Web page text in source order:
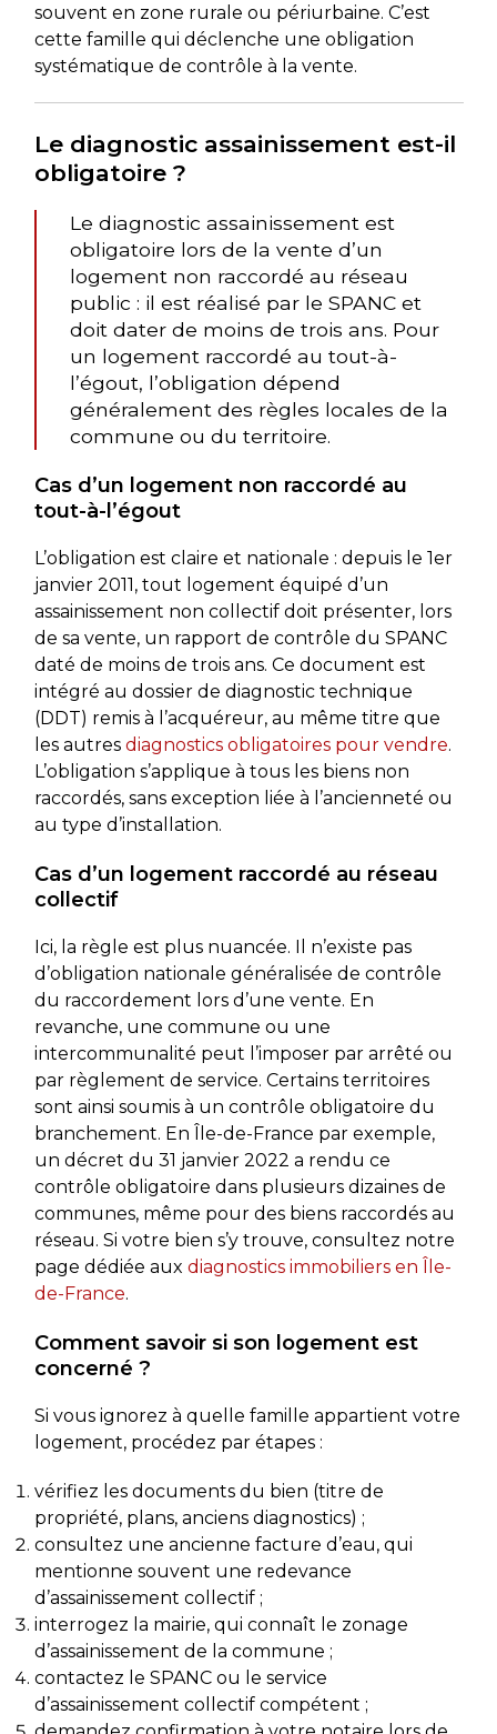
souvent en zone rurale ou périurbaine. C’est
cette famille qui déclenche une obligation
systématique de contrôle à la vente.
Le diagnostic assainissement est-il
obligatoire ?
Le diagnostic assainissement est
obligatoire lors de la vente d’un
logement non raccordé au réseau
public : il est réalisé par le SPANC et
doit dater de moins de trois ans. Pour
un logement raccordé au tout-à-
l’égout, l’obligation dépend
généralement des règles locales de la
commune ou du territoire.
Cas d’un logement non raccordé au
tout-à-l’égout
L’obligation est claire et nationale : depuis le 1er
janvier 2011, tout logement équipé d’un
assainissement non collectif doit présenter, lors
de sa vente, un rapport de contrôle du SPANC
daté de moins de trois ans. Ce document est
intégré au dossier de diagnostic technique
(DDT) remis à l’acquéreur, au même titre que
les autres diagnostics obligatoires pour vendre.
L’obligation s’applique à tous les biens non
raccordés, sans exception liée à l’ancienneté ou
au type d’installation.
Cas d’un logement raccordé au réseau
collectif
Ici, la règle est plus nuancée. Il n’existe pas
d’obligation nationale généralisée de contrôle
du raccordement lors d’une vente. En
revanche, une commune ou une
intercommunalité peut l’imposer par arrêté ou
par règlement de service. Certains territoires
sont ainsi soumis à un contrôle obligatoire du
branchement. En Île-de-France par exemple,
un décret du 31 janvier 2022 a rendu ce
contrôle obligatoire dans plusieurs dizaines de
communes, même pour des biens raccordés au
réseau. Si votre bien s’y trouve, consultez notre
page dédiée aux diagnostics immobiliers en Île-
de-France.
Comment savoir si son logement est
concerné ?
Si vous ignorez à quelle famille appartient votre
logement, procédez par étapes :
vérifiez les documents du bien (titre de
propriété, plans, anciens diagnostics) ;
consultez une ancienne facture d’eau, qui
mentionne souvent une redevance
d’assainissement collectif ;
interrogez la mairie, qui connaît le zonage
d’assainissement de la commune ;
contactez le SPANC ou le service
d’assainissement collectif compétent ;